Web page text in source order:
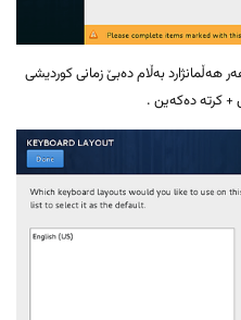
هەڵمانژارد بەڵام دەبێ زمانی کوردیشی
+ کرتە دەکەین .